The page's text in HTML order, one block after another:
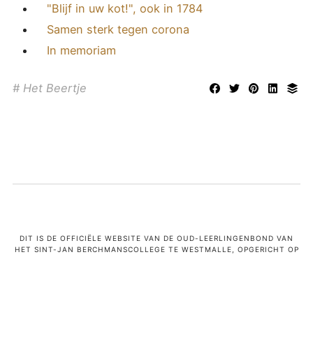
"Blijf in uw kot!", ook in 1784
Samen sterk tegen corona
In memoriam
Het Beertje
DIT IS DE OFFICIËLE WEBSITE VAN DE OUD-LEERLINGENBOND VAN
HET SINT-JAN BERCHMANSCOLLEGE TE WESTMALLE, OPGERICHT OP